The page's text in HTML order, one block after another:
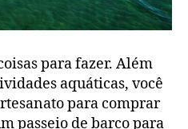
para fazer. Além
aquáticas, você
para comprar
passeio de barco para